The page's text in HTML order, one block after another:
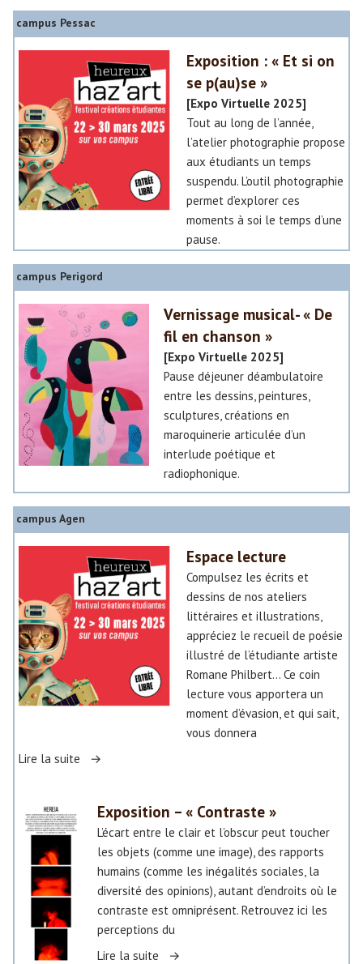
campus Pessac
Exposition : « Et si on
se p(au)se »
[Expo Virtuelle 2025]
Tout au long de l’année,
l’atelier photographie propose
aux étudiants un temps
suspendu. L’outil photographie
permet d’explorer ces
moments à soi le temps d’une
pause.
campus Perigord
Vernissage musical- « De
fil en chanson »
[Expo Virtuelle 2025]
Pause déjeuner déambulatoire
entre les dessins, peintures,
sculptures, créations en
maroquinerie articulée d’un
interlude poétique et
radiophonique.
campus Agen
Espace lecture
Compulsez les écrits et
dessins de nos ateliers
littéraires et illustrations,
appréciez le recueil de poésie
illustré de l’étudiante artiste
Romane Philbert… Ce coin
lecture vous apportera un
moment d’évasion, et qui sait,
vous donnera
Lire la suite
Exposition – « Contraste »
L’écart entre le clair et l’obscur peut toucher
les objets (comme une image), des rapports
humains (comme les inégalités sociales, la
diversité des opinions), autant d’endroits où le
contraste est omniprésent. Retrouvez ici les
perceptions du
Lire la suite